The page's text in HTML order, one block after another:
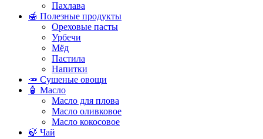
Пахлава
🍯 Полезные продукты
Ореховые пасты
Урбечи
Мёд
Пастила
Напитки
🥕 Сушеные овощи
🧴 Масло
Масло для плова
Масло оливковое
Масло кокосовое
🍃 Чай